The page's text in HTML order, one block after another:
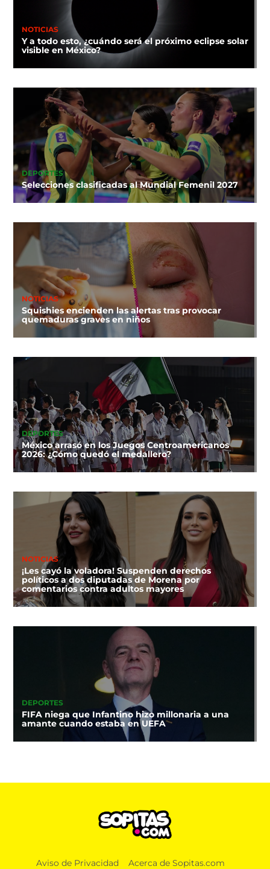
NOTICIAS
Y a todo esto, ¿cuándo será el próximo eclipse solar
visible en México?
DEPORTES
Selecciones clasificadas al Mundial Femenil 2027
NOTICIAS
Squishies encienden las alertas tras provocar
quemaduras graves en niños
DEPORTES
México arrasó en los Juegos Centroamericanos
2026: ¿Cómo quedó el medallero?
NOTICIAS
¡Les cayó la voladora! Suspenden derechos
políticos a dos diputadas de Morena por
comentarios contra adultos mayores
DEPORTES
FIFA niega que Infantino hizo millonaria a una
amante cuando estaba en UEFA
Aviso de Privacidad Acerca de Sopitas.com